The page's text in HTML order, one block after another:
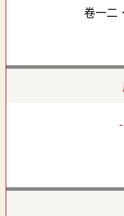
卷一二